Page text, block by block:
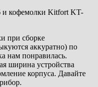
при сборке
аккуратно) по
нам понравилась.
ширина устройства
корпуса. Давайте